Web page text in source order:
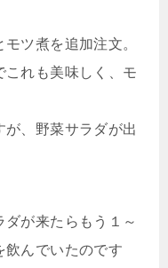
ツ煮を追加注文。
れも美味しく、モ
、野菜サラダが出
が来たらもう１～
飲んでいたのです